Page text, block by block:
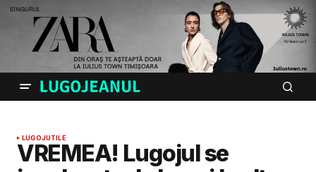
LUGOJUTILE
VREMEA! Lugojul se